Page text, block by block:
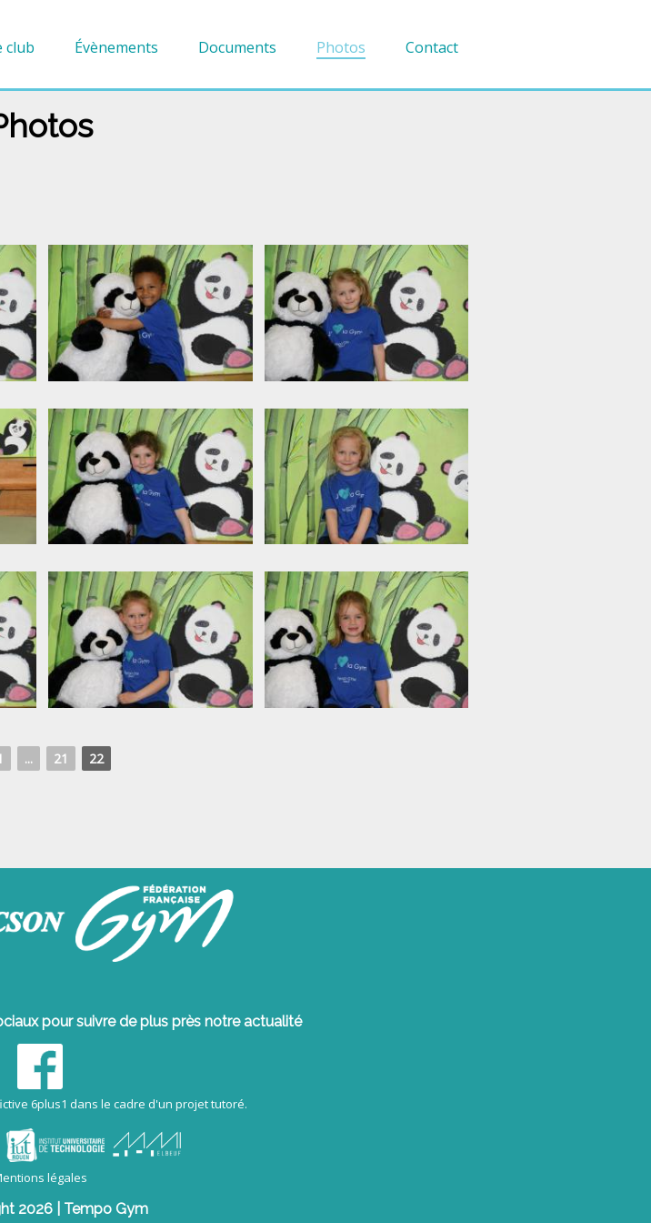
club Évènements Documents Photos Contact
... 21 22
pour suivre de plus près notre actualité
6plus1 dans le cadre d'un projet tutoré.
légales
2026 | Tempo Gym